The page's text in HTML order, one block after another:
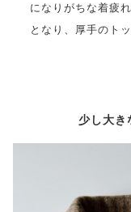
になりがちな着疲
となり、厚手のト
少し大き